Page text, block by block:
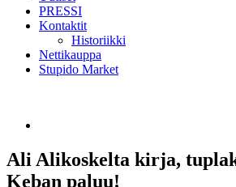
PRESSI
Kontaktit
Historiikki
Nettikauppa
Stupido Market
Ali Alikoskelta kirja,
Keban paluu!